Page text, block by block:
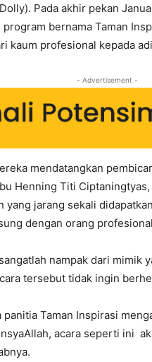
Pada akhir pekan
bernama Taman
kaum profesional kepada
- Advertisement -
mendatangkan
Henning Titi
yang jarang sekali
dengan orang
nampak dari mimik
tersebut tidak ingin
Taman Inspirasi
acara seperti ini